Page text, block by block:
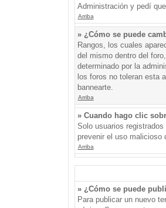
Administración y pedí
Arriba
» ¿Cómo se puede
Rangos, los cuales
del mismo dentro del
determinado por la
los foros no toleran esta
bannearte.
Arriba
» Cuando hago clic
Solo usuarios
prevenir el uso malicioso
Arriba
» ¿Cómo se puede
Para publicar un nuevo